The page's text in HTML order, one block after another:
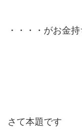
・・・・がお金
さて本題です